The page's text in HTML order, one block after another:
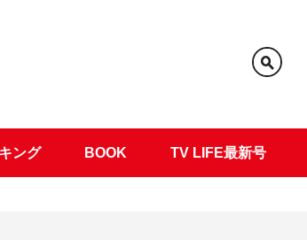
ング BOOK TV LIFE最新号